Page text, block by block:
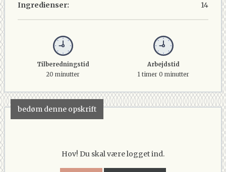
Ingredienser:
14
Tilberedningstid
20 minutter
Arbejdstid
1 timer 0 minutter
bedøm denne opskrift
Hov! Du skal være logget ind.